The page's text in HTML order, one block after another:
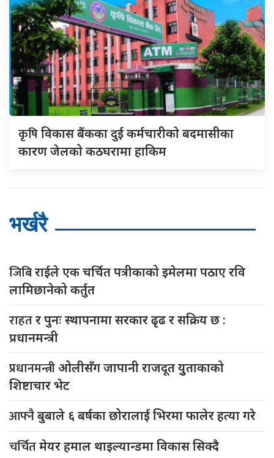
कृषिविकास बैंकका दुई कर्मचारीकाे बदमासीका
कारण जेलको कठघरामा हाकिम
भर्खरै
जिबिराईले एक चर्चित पत्रीकाको इमेलमा पठाए रवि
लामिछानेको कर्तुत
राहतर पुनः स्थापनामा सरकार ढृढ र सक्रिय छ :
प्रधानमन्त्री
प्रधानमन्त्रीओलीसँग जापानी राजदूत युुताकाको
शिष्टाचार भेट
आफ्नैबुबाले ६ बर्षका छोरालाई भिरमा फालेर हत्या गरे
चर्चितमेयर हमाल थाइल्यान्डमा विकास सिक्दै